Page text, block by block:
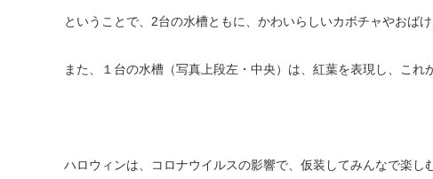
ということで、2台の水槽ともに、かわいらしいカボチャやおば
また、１台の水槽（写真上段左・中央）は、紅葉を表現し、これ
ハロウィンは、コロナウイルスの影響で、仮装してみんなで楽し